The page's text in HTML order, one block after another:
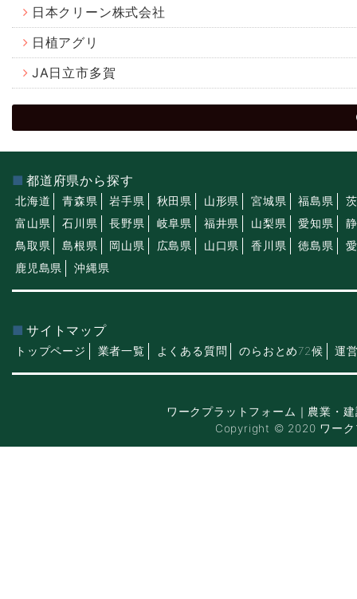
日本クリーン株式会社
日植アグリ
JA日立市多賀
都道府県から探す
北海道 青森県 岩手県 秋田県 山形県 宮城県 福島県
富山県
石川県 長野県 岐阜県 福井県 山梨県 愛知県
鳥取県
島根県 岡山県 広島県 山口県 香川県 徳島県
鹿児島県
沖縄県
サイトマップ
トップページ 業者一覧 よくある質問 のらおとめ72候 運
ワークプラットフォーム｜農業・
Copyright © 2020 ワーク